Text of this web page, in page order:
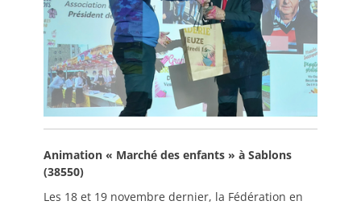
Animation « Marché des enfants » à Sablons
(38550)
Les 18 et 19 novembre dernier, la Fédération en